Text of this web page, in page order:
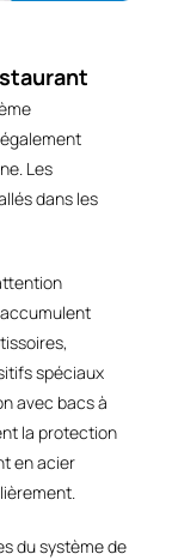
Les
dans les
spéciaux
avec bacs à
la protection
en acier
du système de